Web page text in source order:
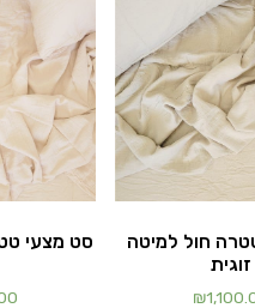
חול למיטה
זוגית
₪
סט מצעי